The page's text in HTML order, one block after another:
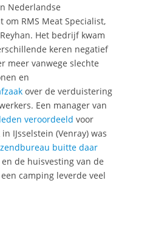
Nederlandse
om RMS Meat Specialist,
Het bedrijf kwam
keren negatief
meer vanwege slechte
en
over de verduistering
Een manager van
veroordeeld voor
IJsselstein (Venray) was
buitte daar
de huisvesting van de
camping leverde veel